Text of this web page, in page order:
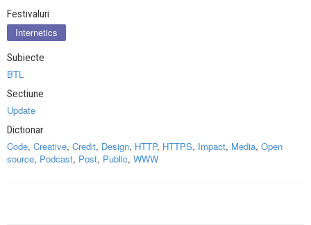
Festivaluri
Internetics
Subiecte
BTL
Sectiune
Update
Dictionar
Code, Creative, Credit, Design, HTTP, HTTPS, Impact, Media, Open
source, Podcast, Post, Public, WWW